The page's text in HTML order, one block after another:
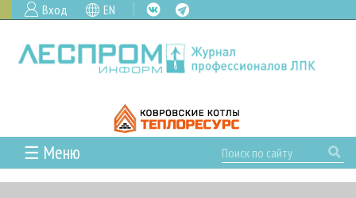
Вход EN
☰ Меню
ГЛАВНАЯ